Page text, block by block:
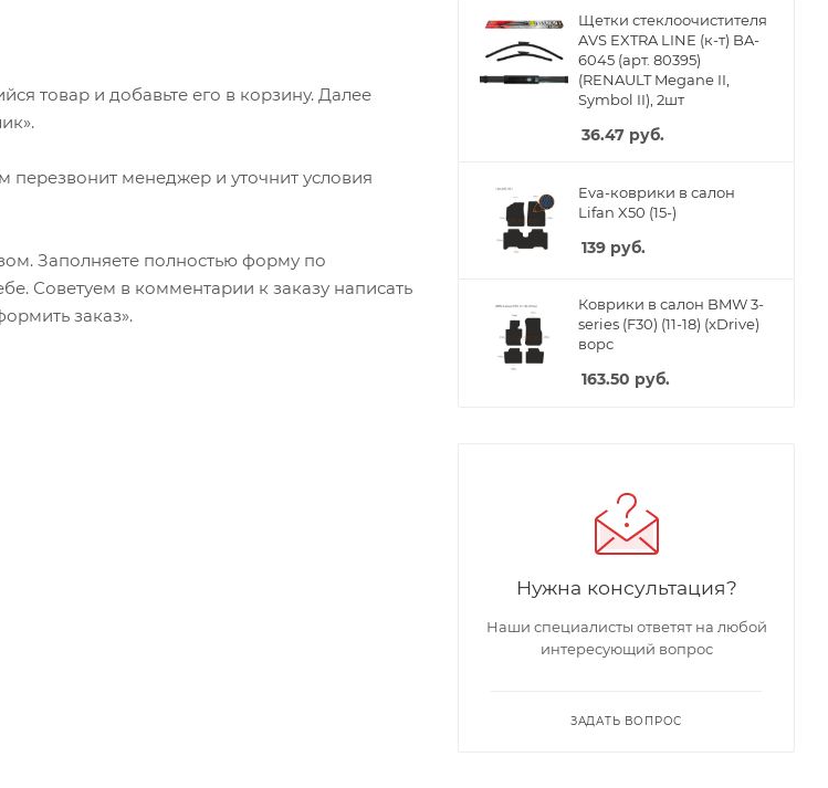
товар и добавьте его в корзину. Далее
менеджер и уточнит условия
Заполняете полностью форму по
Советуем в комментарии к заказу написать
заказ».
Щетки стеклоочистителя
AVS EXTRA LINE (к-т) BA-
6045 (арт. 80395)
(RENAULT Megane II,
Symbol II), 2шт
36.47 руб.
Eva-коврики в салон
Lifan X50 (15-)
139 руб.
Коврики в салон BMW 3-
series (F30) (11-18) (xDrive)
ворс
163.50 руб.
Нужна консультация?
Наши специалисты ответят на любой
интересующий вопрос
ЗАДАТЬ ВОПРОС